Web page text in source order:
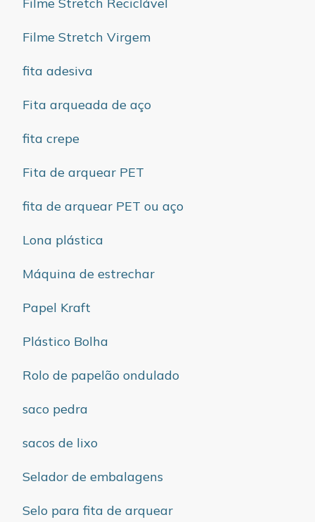
Filme Stretch Virgem
fita adesiva
Fita arqueada de aço
fita crepe
Fita de arquear PET
fita de arquear PET ou aço
Lona plástica
Máquina de estrechar
Papel Kraft
Plástico Bolha
Rolo de papelão ondulado
saco pedra
sacos de lixo
Selador de embalagens
Selo para fita de arquear